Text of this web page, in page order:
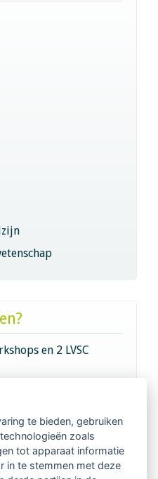
en 2 LVSC
vakgenoten
in 14
te bieden, gebruiken
zoals
tot apparaat informatie
in te stemmen met deze